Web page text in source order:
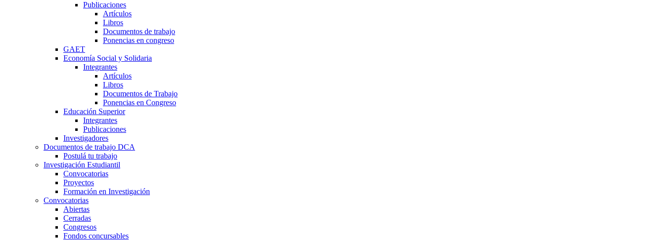
Publicaciones
Artículos
Libros
Documentos de trabajo
Ponencias en congreso
GAET
Economía Social y Solidaria
Integrantes
Artículos
Libros
Documentos de Trabajo
Ponencias en Congreso
Educación Superior
Integrantes
Publicaciones
Investigadores
Documentos de trabajo DCA
Postulá tu trabajo
Investigación Estudiantil
Convocatorias
Proyectos
Formación en Investigación
Convocatorias
Abiertas
Cerradas
Congresos
Fondos concursables